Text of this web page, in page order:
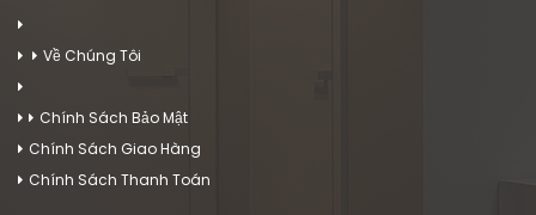
Về Chúng Tôi
Chính Sách Bảo Mật
Chính Sách Giao Hàng
Chính Sách Thanh Toán